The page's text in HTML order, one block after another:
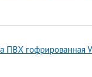
ПВХ гофрированная